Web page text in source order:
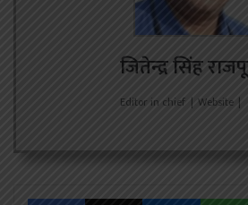
जितेन्द्र सिंह
Editor in chief | Website |
FacebookX